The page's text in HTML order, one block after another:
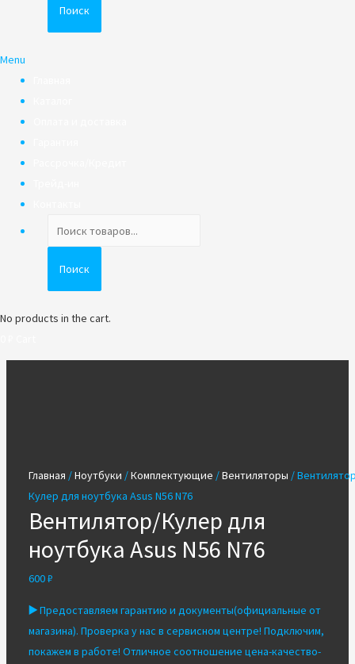
Поиск
Menu
товаров
Поиск
No products in the cart.
Главная /Ноутбуки /Комплектующие /Вентиляторы /
Кулер для ноутбука Asus N56 N76
Вентилятор/Кулер для
ноутбука Asus N56 N76
600₽
▶️Предоставляем гарантию и документы(официальные от
магазина). Проверка у нас в сервисном центре! Подключим,
покажем в работе! Отличное соотношение цена-качество-